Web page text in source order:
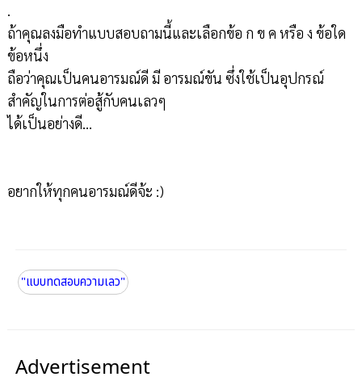
.
ถ้าคุณลงมือทำแบบสอบถามนี้และเลือกข้อ ก ข ค หรือ ง ข้อใด
ข้อหนึ่ง
ถือว่าคุณเป็นคนอารมณ์ดี มี อารมณ์ขัน ซึ่งใช้เป็นอุปกรณ์
สำคัญในการต่อสู้กับคนเลวๆ
ได้เป็นอย่างดี...
อยากให้ทุกคนอารมณ์ดีจ้ะ :)
"แบบทดสอบความเลว"
Advertisement